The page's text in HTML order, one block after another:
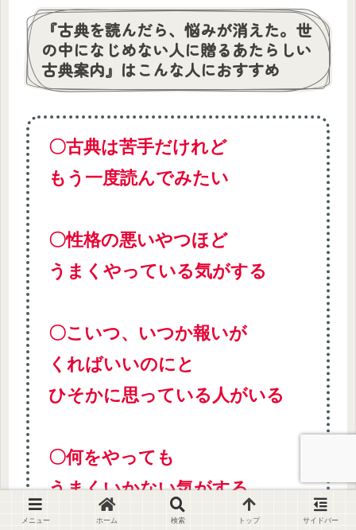
『古典を読んだら、悩みが消えた。世
の中になじめない人に贈るあたらしい
古典案内』はこんな人におすすめ
〇古典は苦手だけれど
もう一度読んでみたい
〇性格の悪いやつほど
うまくやっている気がする
〇こいつ、いつか報いが
くればいいのにと
ひそかに思っている人がいる
〇何をやっても
うまくいかない気がする
メニュー ホーム 検索 トップ サイドバー